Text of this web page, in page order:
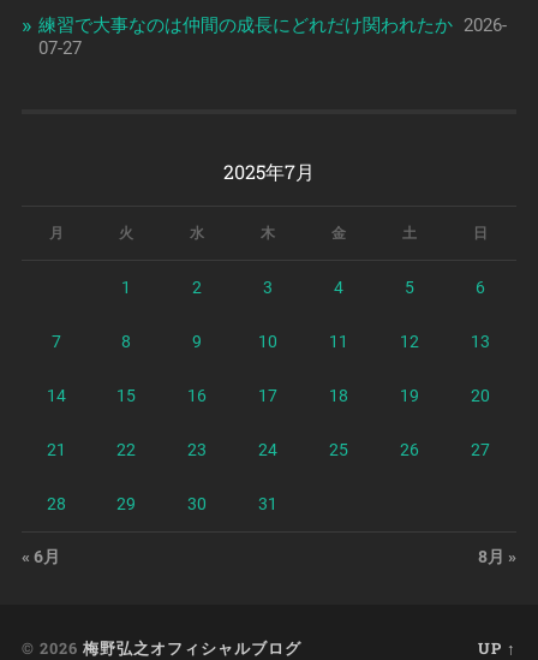
練習で大事なのは仲間の成長にどれだけ関われたか 2026-
07-27
2025年7月
月 火 水 木 金 土 日
1 2 3 4 5 6
7 8 9 10 11 12 13
14 15 16 17 18 19 20
21 22 23 24 25 26 27
28 29 30 31
« 6月 8月 »
© 2026 梅野弘之オフィシャルブログ UP ↑